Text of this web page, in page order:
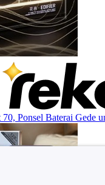
Ponsel Baterai Gede